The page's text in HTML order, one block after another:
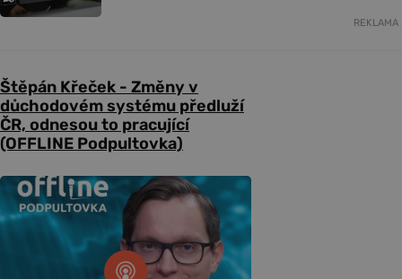
REKLAMA
Štěpán Křeček - Změny v
důchodovém systému předluží
ČR, odnesou to pracující
(OFFLINE Podpultovka)